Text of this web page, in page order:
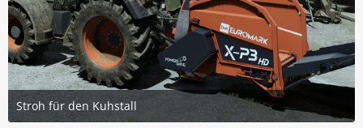
Stroh für den Kuhstall
20. Juli 2026 um 14:31